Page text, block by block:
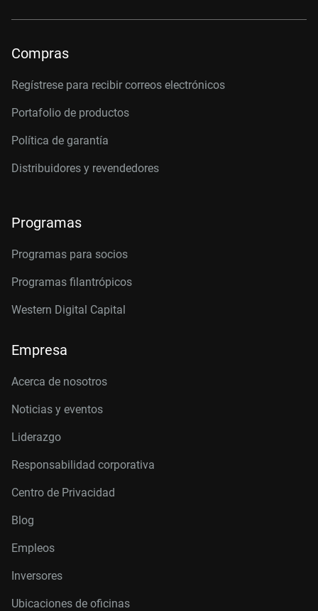
Compras
Regístrese para recibir correos electrónicos
Portafolio de productos
Política de garantía
Distribuidores y revendedores
Programas
Programas para socios
Programas filantrópicos
Western Digital Capital
Empresa
Acerca de nosotros
Noticias y eventos
Liderazgo
Responsabilidad corporativa
Centro de Privacidad
Blog
Empleos
Inversores
Ubicaciones de oficinas